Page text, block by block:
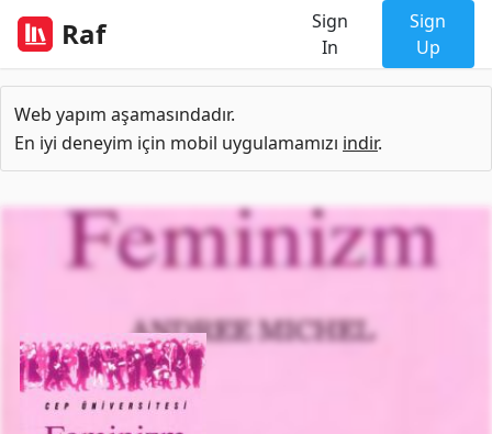
Raf
Sign
In
Sign
Up
Web yapım aşamasındadır.
En iyi deneyim için mobil uygulamamızı indir.